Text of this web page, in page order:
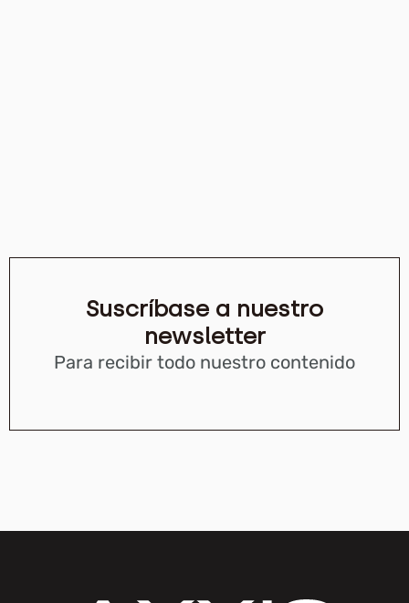
Suscríbase a nuestro
newsletter
Para recibir todo nuestro contenido